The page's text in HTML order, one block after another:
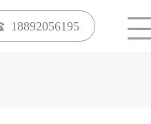
18892056195